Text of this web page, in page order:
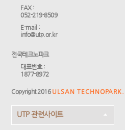
FAX :
052-219-8509
E-mail :
info@utp.or.kr
전국테크노파크
대표번호 :
1877-8972
Copyright 2016 ULSAN TECHNOPARK.
UTP 관련사이트